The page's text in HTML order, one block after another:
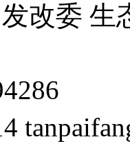
改委 生